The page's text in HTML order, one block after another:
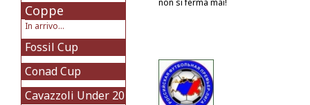
Coppe
In arrivo...
Fossil Cup
Conad Cup
Cavazzoli Under 20
non si ferma mai!